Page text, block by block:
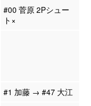
#00 菅原 2Pシュー
ト×
#1 加藤 → #47 大江